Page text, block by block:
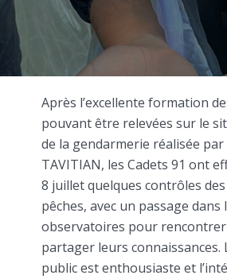
Après l’excellente formation
pouvant être relevées sur le
de la gendarmerie réalisée par
TAVITIAN, les Cadets 91 ont
8 juillet quelques contrôles
pêches, avec un passage dans
observatoires pour
partager leurs connaissances.
public est enthousiaste et